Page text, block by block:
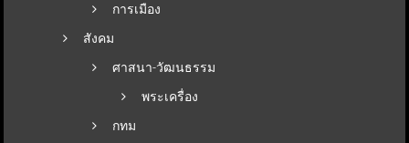
การเมือง
สังคม
ศาสนา-วัฒนธรรม
พระเครื่อง
กทม